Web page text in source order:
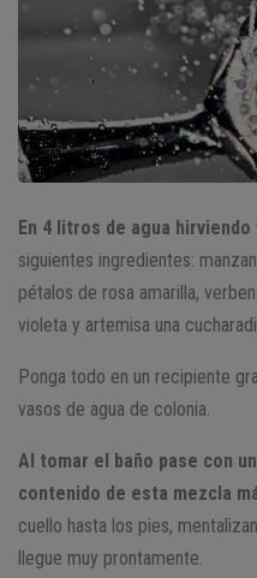
En 4 litros de agua hirviendo
siguientes ingredientes:
pétalos de rosa amarilla,
violeta y artemisa una
Ponga todo en un recipiente
vasos de agua de colonia.
Al tomar el baño pase con
contenido de esta mezcla
cuello hasta los pies,
llegue muy prontamente.